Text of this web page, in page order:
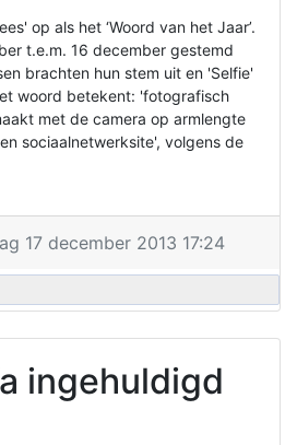
op als het ‘Woord van het Jaar’.
t.e.m. 16 december gestemd
brachten hun stem uit en 'Selfie'
woord betekent: 'fotografisch
met de camera op armlengte
sociaalnetwerksite', volgens de
17 december 2013 17:24
ingehuldigd